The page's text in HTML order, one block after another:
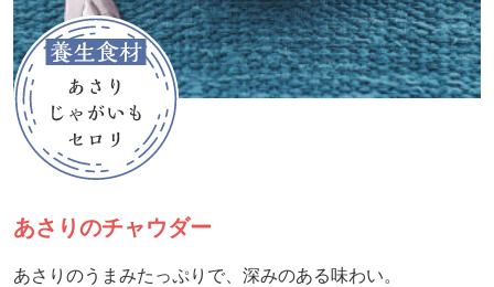
あさりのチャウダー
あさりのうまみたっぷりで、深みのある味わい。